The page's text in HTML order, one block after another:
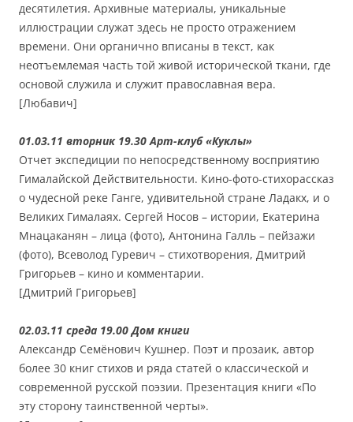
десятилетия. Архивные материалы, уникальные
иллюстрации служат здесь не просто отражением
времени. Они органично вписаны в текст, как
неотъемлемая часть той живой исторической ткани, где
основой служила и служит православная вера.
[Любавич]
01.03.11 вторник 19.30 Арт-клуб «Куклы»
Отчет экспедиции по непосредственному восприятию
Гималайской Действительности. Кино-фото-стихорассказ
о чудесной реке Ганге, удивительной стране Ладакх, и о
Великих Гималаях. Сергей Носов – истории, Екатерина
Мнацаканян – лица (фото), Антонина Галль – пейзажи
(фото), Всеволод Гуревич – стихотворения, Дмитрий
Григорьев – кино и комментарии.
[Дмитрий Григорьев]
02.03.11 среда 19.00 Дом книги
Александр Семёнович Кушнер. Поэт и прозаик, автор
более 30 книг стихов и ряда статей о классической и
современной русской поэзии. Презентация книги «По
эту сторону таинственной черты».